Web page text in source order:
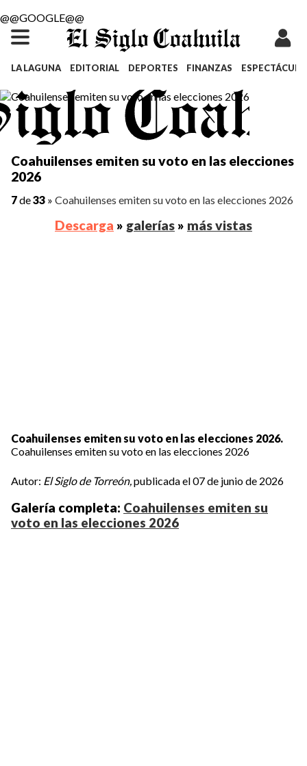
@@GOOGLE@@
LA LAGUNA EDITORIAL DEPORTES FINANZAS
Coahuilenses emiten su voto en las elecciones
2026
7de33 » Coahuilenses emiten su voto en las elecciones 2026
Descarga » galerías » más vistas
Coahuilenses emiten su voto en las elecciones 2026.
Coahuilenses emiten su voto en las elecciones 2026
Autor: El Siglo de Torreón,publicada el 07 de junio de 2026
Galería completa: Coahuilenses emiten su
voto en las elecciones 2026